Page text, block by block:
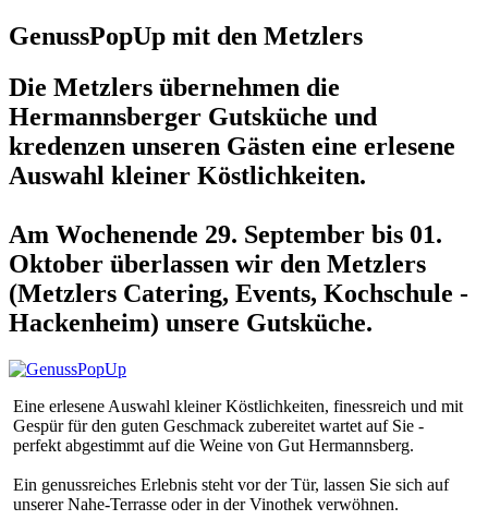
GenussPopUp mit den Metzlers
Die Metzlers übernehmen die
Hermannsberger Gutsküche und
kredenzen unseren Gästen eine erlesene
Auswahl kleiner Köstlichkeiten.
Am Wochenende 29. September bis 01.
Oktober überlassen wir den Metzlers
(Metzlers Catering, Events, Kochschule -
Hackenheim) unsere Gutsküche.
Eine erlesene Auswahl kleiner Köstlichkeiten, finessreich und mit
Gespür für den guten Geschmack zubereitet wartet auf Sie -
perfekt abgestimmt auf die Weine von Gut Hermannsberg.
Ein genussreiches Erlebnis steht vor der Tür, lassen Sie sich auf
unserer Nahe-Terrasse oder in der Vinothek verwöhnen.